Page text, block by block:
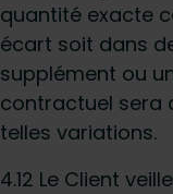
quantité exacte
écart soit dans
supplément ou
contractuel sera
telles variations.
4.12 Le Client